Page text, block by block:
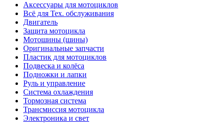
Аксессуары для мотоциклов
Всё для Тех. обслуживания
Двигатель
Защита мотоцикла
Мотошины (шины)
Оригинальные запчасти
Пластик для мотоциклов
Подвеска и колёса
Подножки и лапки
Руль и управление
Система охлаждения
Тормозная система
Трансмиссия мотоцикла
Электроника и свет